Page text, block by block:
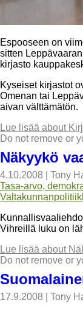
Espooseen on
sitten
kirjasto
Kyseiset kirjastot
Omenan tai
aivan välttämätön.
Lue lisää about
Do not remove or
Näkyykö
4.10.2008
Tony
Tasa-arvo,
Vihreillä luku on
Lue lisää about
Do not remove or
17.9.2008
Tony